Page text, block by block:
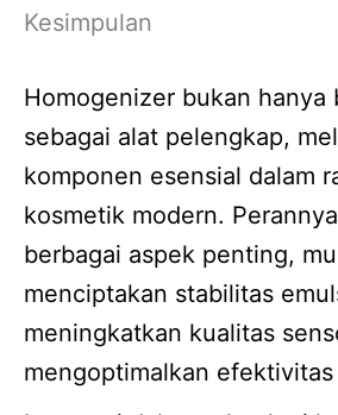
Kesimpulan
Homogenizer bukan hanya
sebagai alat pelengkap,
komponen esensial dalam
kosmetik modern.
berbagai aspek penting,
menciptakan stabilitas
meningkatkan kualitas
mengoptimalkan